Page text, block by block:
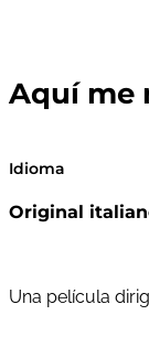
Aquí me
Idioma
Original
Una película